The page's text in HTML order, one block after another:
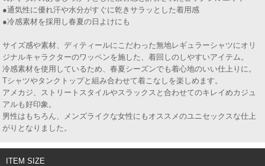
●通気性に優れ汗や水分がすぐに乾きサラッとした着用感
●冷感素材を採用し春夏の日よけにも
サイズ感や素材、ディティールにこだわった無地レギュラーシャツにオリ
ジナルキャラクターのワッペンを施した、着回しのしやすいアイテム。
冷感素材を使用しているため、春夏シーズンでも着心地のいい仕上りに。
Tシャツやタンクトップと組み合わせて着こなしを楽しめます。
アメカジ、ストリートスタイルやスラックスと合わせてのキレイめカジュ
アルも好印象。
男性はもちろん、メンズライクな女性にもオススメのユニセックスな仕上
がりとなりました。
ITEM SIZE